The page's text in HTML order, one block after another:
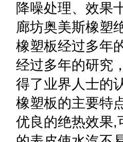
降噪处理、效果
廊坊奥美斯橡塑
橡塑板经过多年
经过多年的研究
得了业界人士的
橡塑板的主要特
优良的绝热效果,